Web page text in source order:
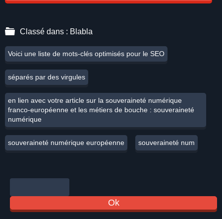
Classé dans : Blabla
Voici une liste de mots-clés optimisés pour le SEO
séparés par des virgules
en lien avec votre article sur la souveraineté numérique
franco-européenne et les métiers de bouche : souveraineté
numérique
souveraineté numérique européenne souveraineté num